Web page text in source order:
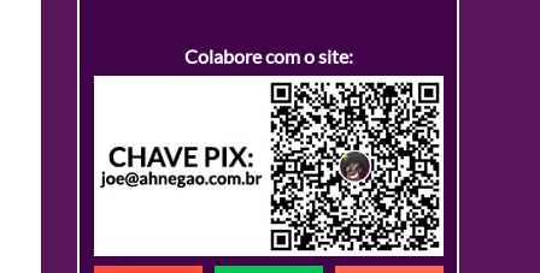
Colabore com o site: